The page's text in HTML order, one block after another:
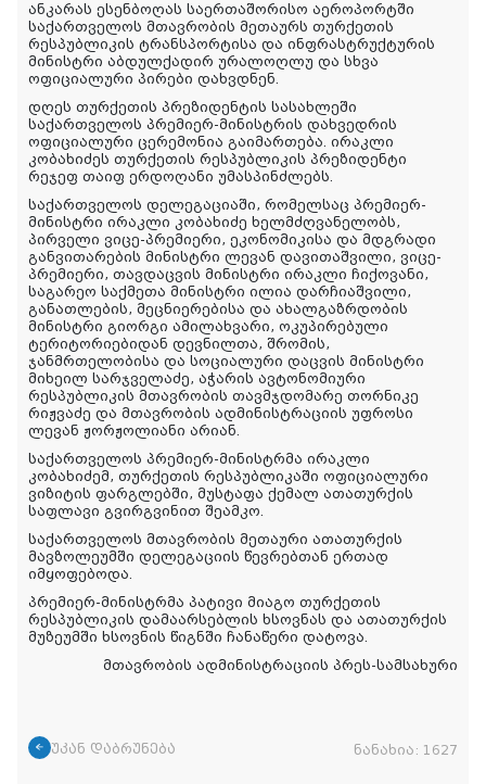
ანკარას ესენბოღას საერთაშორისო აეროპორტში
საქართველოს მთავრობის მეთაურს თურქეთის
რესპუბლიკის ტრანსპორტისა და ინფრასტრუქტურის
მინისტრი აბდულქადირ ურალოღლუ და სხვა
ოფიციალური პირები დახვდნენ.
დღეს თურქეთის პრეზიდენტის სასახლეში
საქართველოს პრემიერ-მინისტრის დახვედრის
ოფიციალური ცერემონია გაიმართება. ირაკლი
კობახიძეს თურქეთის რესპუბლიკის პრეზიდენტი
რეჯეფ თაიფ ერდოღანი უმასპინძლებს.
საქართველოს დელეგაციაში, რომელსაც პრემიერ-
მინისტრი ირაკლი კობახიძე ხელმძღვანელობს,
პირველი ვიცე-პრემიერი, ეკონომიკისა და მდგრადი
განვითარების მინისტრი ლევან დავითაშვილი, ვიცე-
პრემიერი, თავდაცვის მინისტრი ირაკლი ჩიქოვანი,
საგარეო საქმეთა მინისტრი ილია დარჩიაშვილი,
განათლების, მეცნიერებისა და ახალგაზრდობის
მინისტრი გიორგი ამილახვარი, ოკუპირებული
ტერიტორიებიდან დევნილთა, შრომის,
ჯანმრთელობისა და სოციალური დაცვის მინისტრი
მიხეილ სარჯველაძე, აჭარის ავტონომიური
რესპუბლიკის მთავრობის თავმჯდომარე თორნიკე
რიჟვაძე და მთავრობის ადმინისტრაციის უფროსი
ლევან ჟორჟოლიანი არიან.
საქართველოს პრემიერ-მინისტრმა ირაკლი
კობახიძემ, თურქეთის რესპუბლიკაში ოფიციალური
ვიზიტის ფარგლებში, მუსტაფა ქემალ ათათურქის
საფლავი გვირგვინით შეამკო.
საქართველოს მთავრობის მეთაური ათათურქის
მავზოლეუმში დელეგაციის წევრებთან ერთად
იმყოფებოდა.
პრემიერ-მინისტრმა პატივი მიაგო თურქეთის
რესპუბლიკის დამაარსებლის ხსოვნას და ათათურქის
მუზეუმში ხსოვნის წიგნში ჩანაწერი დატოვა.
მთავრობის ადმინისტრაციის პრეს-სამსახური
უკან დაბრუნება ნანახია: 1627